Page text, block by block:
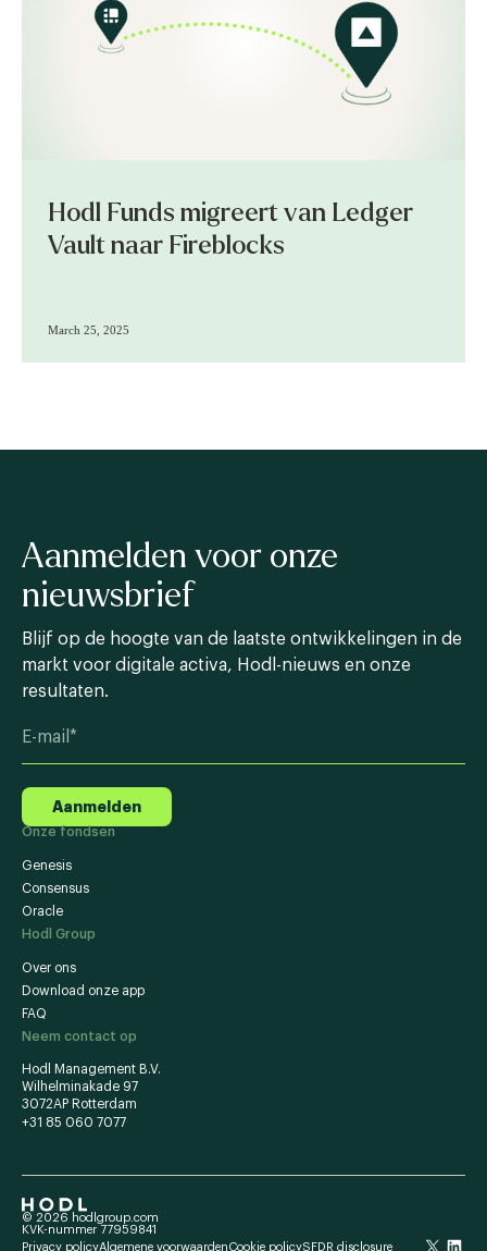
Hodl Funds migreert van Ledger
Vault naar Fireblocks
March 25, 2025
Aanmelden voor onze
nieuwsbrief
Blijf op de hoogte van de laatste ontwikkelingen in de
markt voor digitale activa, Hodl-nieuws en onze
resultaten.
Aanmelden
Onze fondsen
Genesis
Consensus
Oracle
Hodl Group
Over ons
Download onze app
FAQ
Neem contact op
Hodl Management B.V.
Wilhelminakade 97
3072AP Rotterdam
+31 85 060 7077
© 2026 hodlgroup.com
KVK-nummer 77959841
Privacy policyAlgemene voorwaardenCookie policySFDR disclosure